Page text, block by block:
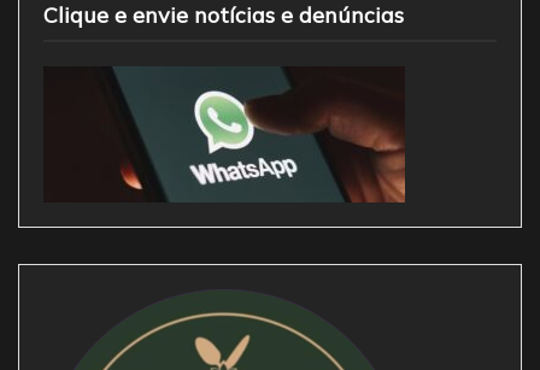
Clique e envie notícias e denúncias